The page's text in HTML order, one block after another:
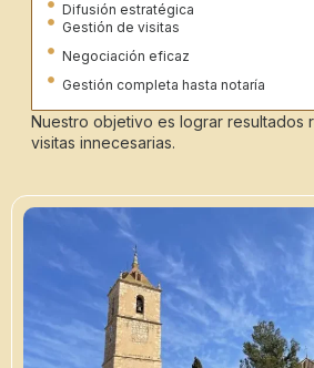
Difusión estratégica
Gestión de visitas
Negociación eficaz
Gestión completa hasta notaría
Nuestro objetivo es lograr resultados
visitas innecesarias.